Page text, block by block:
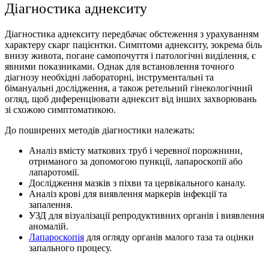
Діагностика аднекситу
Діагностика аднекситу передбачає обстеження з урахуванням
характеру скарг пацієнтки. Симптоми аднекситу, зокрема біль
внизу живота, погане самопочуття і патологічні виділення, є
явними показниками. Однак для встановлення точного
діагнозу необхідні лабораторні, інструментальні та
бімануальні дослідження, а також ретельний гінекологічний
огляд, щоб диференціювати аднексит від інших захворювань
зі схожою симптоматикою.
До поширених методiв дiагностики належать:
Аналіз вмісту маткових труб і черевної порожнини,
отриманого за допомогою пункції, лапароскопії або
лапаротомії.
Дослідження мазків з піхви та цервікального каналу.
Аналіз крові для виявлення маркерів інфекції та
запалення.
УЗД для візуалізації репродуктивних органів і виявлення
аномалій.
Лапароскопія для огляду органів малого таза та оцінки
запального процесу.